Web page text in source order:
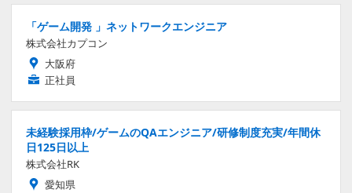
「ゲーム開発 」ネットワークエンジニア
株式会社カプコン
大阪府
正社員
未経験採用枠/ゲームのQAエンジニア/研修制度充実/年間休
日125日以上
株式会社RK
愛知県